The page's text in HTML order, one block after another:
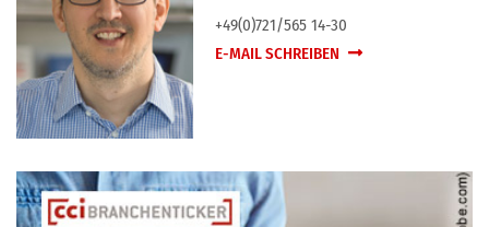
+49(0)721/565 14-30
E-MAIL SCHREIBEN